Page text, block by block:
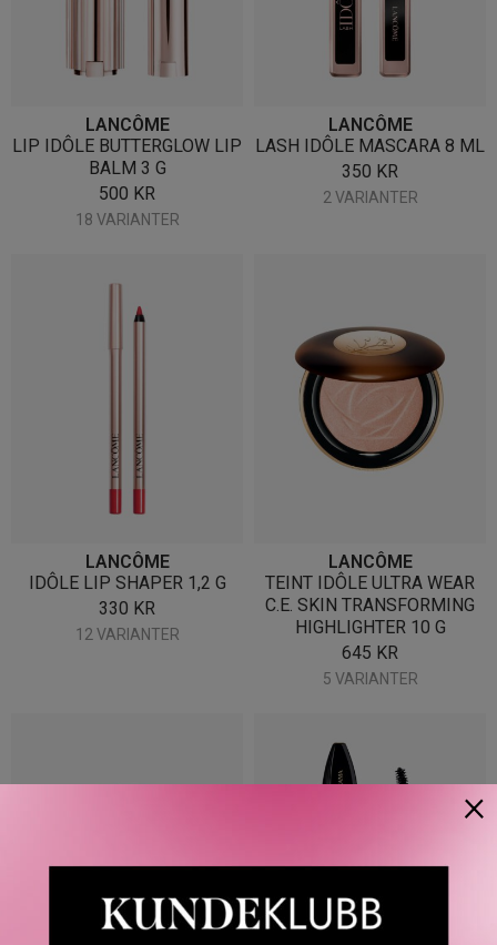
LANCÔME
LIP IDÔLE BUTTERGLOW LIP
BALM 3 G
500 KR
18 VARIANTER
LANCÔME
LASH IDÔLE MASCARA 8 ML
350 KR
2 VARIANTER
LANCÔME
IDÔLE LIP SHAPER 1,2 G
330 KR
12 VARIANTER
LANCÔME
TEINT IDÔLE ULTRA WEAR
C.E. SKIN TRANSFORMING
HIGHLIGHTER 10 G
645 KR
5 VARIANTER
×